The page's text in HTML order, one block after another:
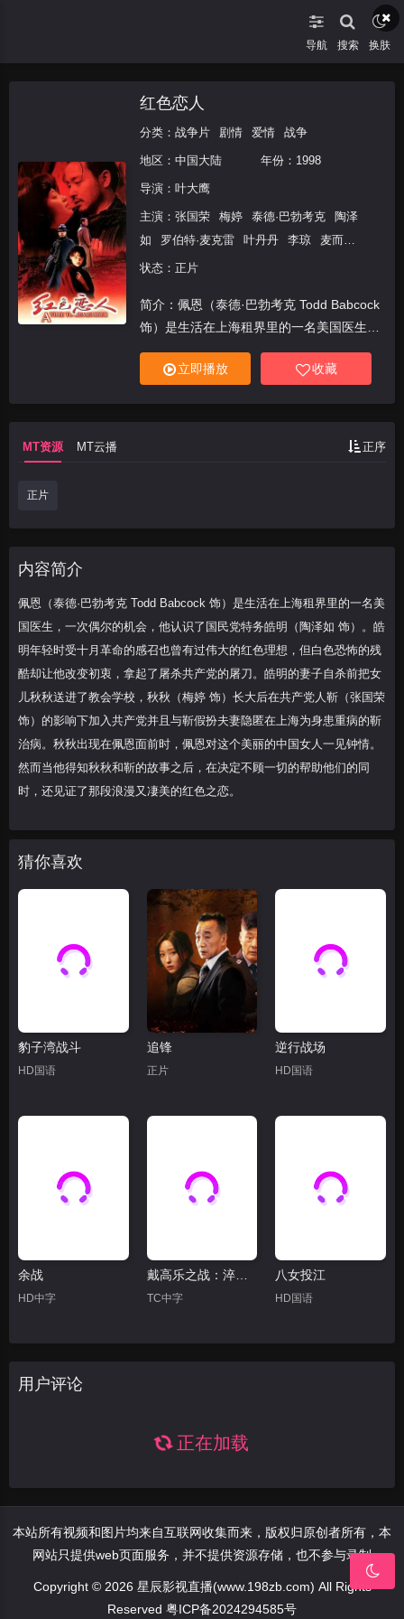
导航 搜索 换肤
红色恋人
分类： 战争片 剧情 爱情 战争
地区： 中国大陆 年份： 1998
导演： 叶大鹰
主演： 张国荣 梅婷 泰德·巴勃考克
陶泽
如
罗伯特·麦克雷 叶丹丹 李琼
麦而
廉
李思哲
华
状态：正片
简介：佩恩（泰德·巴勃考克 Todd Babcock
饰）是生活在上海租界里的一名美国医生，
一次偶尔的机会，他认识了国民党特务皓明
（陶泽如 饰）。皓明年轻时受十月革命的
立即播放 收藏
MT资源 MT云播 正序
正片
内容简介
佩恩（泰德·巴勃考克 Todd Babcock 饰）是生活在上海租界里的一名美
国医生，一次偶尔的机会，他认识了国民党特务皓明（陶泽如 饰）。皓
明年轻时受十月革命的感召也曾有过伟大的红色理想，但白色恐怖的残
酷却让他改变初衷，拿起了屠杀共产党的屠刀。皓明的妻子自杀前把女
儿秋秋送进了教会学校，秋秋（梅婷 饰）长大后在共产党人靳（张国荣
饰）的影响下加入共产党并且与靳假扮夫妻隐匿在上海为身患重病的靳
治病。秋秋出现在佩恩面前时，佩恩对这个美丽的中国女人一见钟情。
然而当他得知秋秋和靳的故事之后，在决定不顾一切的帮助他们的同
时，还见证了那段浪漫又凄美的红色之恋。
猜你喜欢
豹子湾战斗
HD国语
追锋
正片
逆行战场
HD国语
余战
HD中字
戴高乐之战：淬炼时代
TC中字
八女投江
HD国语
用户评论
正在加载
本站所有视频和图片均来自互联网收集而来，版权归原创者所有，本
网站只提供web页面服务，并不提供资源存储，也不参与录制
Copyright © 2026 星辰影视直播(www.198zb.com) All Rights
Reserved 粤ICP备2024294585号